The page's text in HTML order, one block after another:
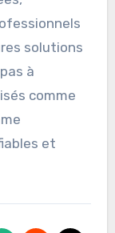
solutions
à
comme
et